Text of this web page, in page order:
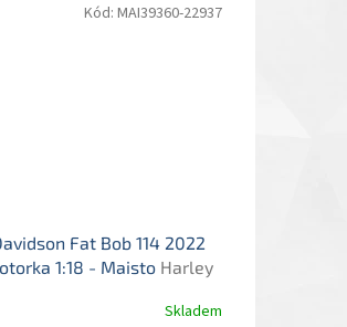
Fat Bob 114 2022
1:18 - Maisto Harley
Skladem
Kód: MAI39360-22937